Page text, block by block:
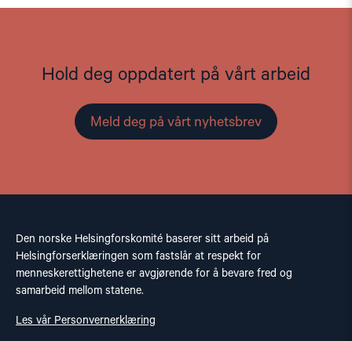
Hold deg oppdatert på vårt arbeid
Meld deg på vårt nyhetsbrev
Den norske Helsingforskomité baserer sitt arbeid på
Helsingforserklæringen som fastslår at respekt for
menneskerettighetene er avgjørende for å bevare fred og
samarbeid mellom statene.
Les vår Personvernerklæring